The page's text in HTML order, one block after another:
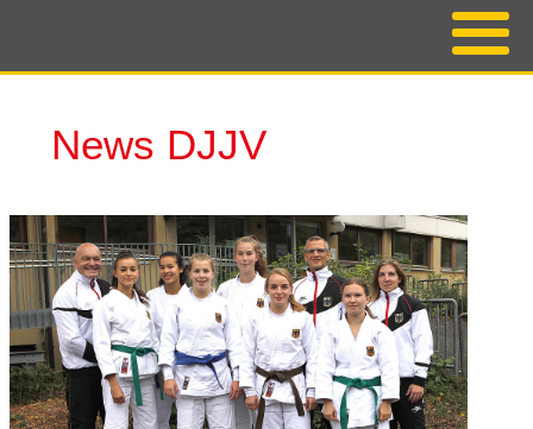
News DJJV